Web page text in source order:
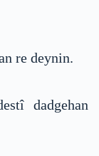
re deynin.
dadgehan